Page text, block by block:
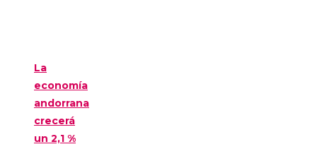
La
economía
andorrana
crecerá
un 2,1 %